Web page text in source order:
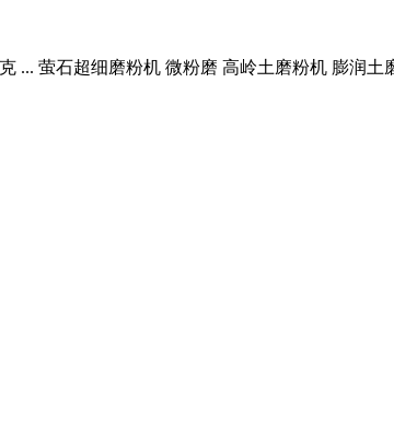
... 萤石超细磨粉机 微粉磨 高岭土磨粉机 膨润土